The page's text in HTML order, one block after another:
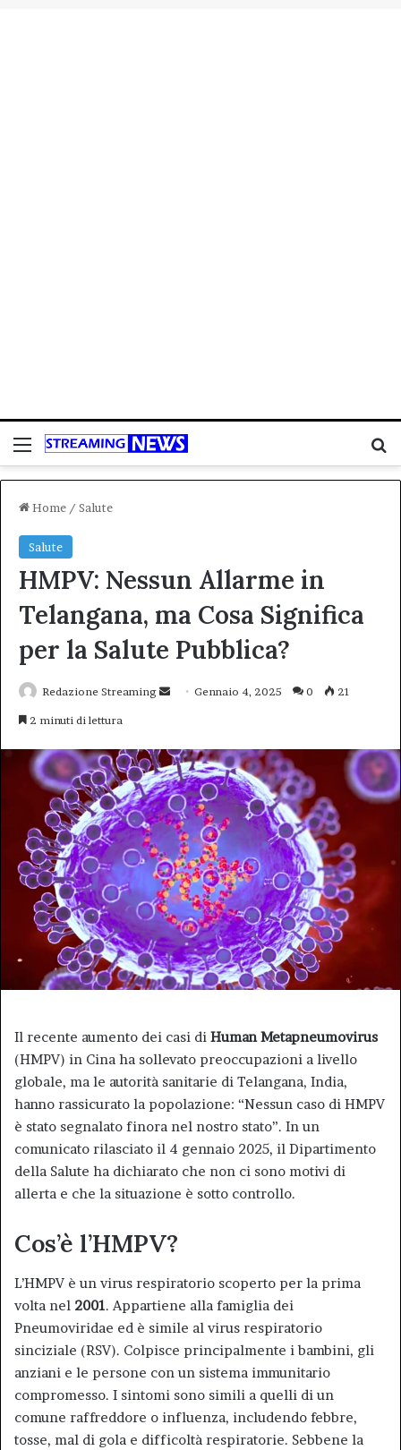
Menu
Home / Salute
Salute
HMPV: Nessun Allarme in
Telangana, ma Cosa Significa
per la Salute Pubblica?
Redazione Streaming
InviaGennaio 4, 2025 0 21
2 minuti di lettura
Il recente aumento dei casi di Human Metapneumovirus
(HMPV) in Cina ha sollevato preoccupazioni a livello
globale, ma le autorità sanitarie di Telangana, India,
hanno rassicurato la popolazione: “Nessun caso di HMPV
è stato segnalato finora nel nostro stato”. In un
comunicato rilasciato il 4 gennaio 2025, il Dipartimento
della Salute ha dichiarato che non ci sono motivi di
allerta e che la situazione è sotto controllo.
Cos’è l’HMPV?
L’HMPV è un virus respiratorio scoperto per la prima
volta nel 2001. Appartiene alla famiglia dei
Pneumoviridae ed è simile al virus respiratorio
sinciziale (RSV). Colpisce principalmente i bambini, gli
anziani e le persone con un sistema immunitario
compromesso. I sintomi sono simili a quelli di un
comune raffreddore o influenza, includendo febbre,
tosse, mal di gola e difficoltà respiratorie. Sebbene la